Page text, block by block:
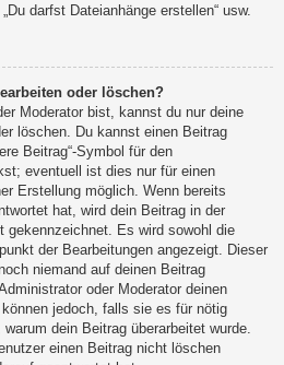
darfst Dateianhänge erstellen“ usw.
oder löschen?
Moderator bist, kannst du nur deine
löschen. Du kannst einen Beitrag
Beitrag“-Symbol für den
eventuell ist dies nur für einen
Erstellung möglich. Wenn bereits
hat, wird dein Beitrag in der
gekennzeichnet. Es wird sowohl die
der Bearbeitungen angezeigt. Dieser
niemand auf deinen Beitrag
oder Moderator deinen
jedoch, falls sie es für nötig
dein Beitrag überarbeitet wurde.
einen Beitrag nicht löschen